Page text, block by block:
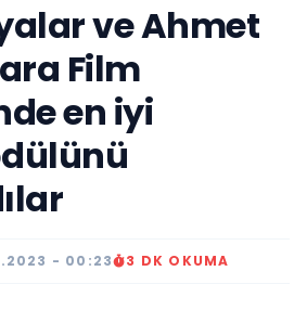
ve Ahmet
Film
en iyi
- 00:23 3 DK OKUMA